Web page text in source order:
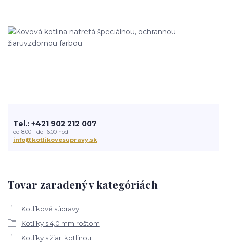
Tovar zaradený v kategóriách
Kotlíkové súpravy
Kotlíky s 4,0 mm roštom
Kotlíky s žiar. kotlinou
Tel.: +421 902 212 007
od 8:00 - do 16:00 hod
info@kotlikovesupravy.sk